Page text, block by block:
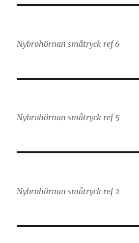
Nybrohörnan småtryck ref 6
Nybrohörnan småtryck ref 5
Nybrohörnan småtryck ref 2